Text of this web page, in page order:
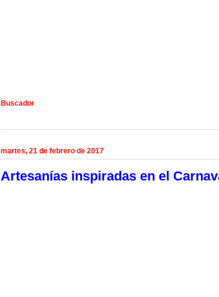
Buscador
martes, 21 de febrero de 2017
Artesanías inspiradas en el